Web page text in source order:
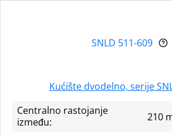
SNLD 511-609
Kućište dvodelno, serije
Centralno rastojanje
između:
210